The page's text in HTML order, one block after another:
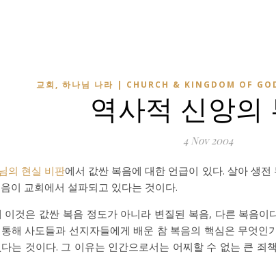
교회, 하나님 나라 | CHURCH & KINGDOM OF
역사적 신앙의
4 Nov 2004
의 현실 비판에서 값싼 복음에 대한 언급이 있다. 살아 생
이 교회에서 설파되고 있다는 것이다.
이것은 값싼 복음 정도가 아니라 변질된 복음, 다른 복음이
해 사도들과 선지자들에게 배운 참 복음의 핵심은 무엇인
는 것이다. 그 이유는 인간으로서는 어찌할 수 없는 큰 죄